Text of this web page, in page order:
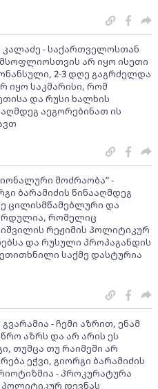
კალაძე - საქართველოსთან
არ იყო ისეთი
2-3 დღე გაგრძელდა
იყო საკმარისი, რომ
და რუსი ხალხის
აეგორებინათ ის
მოძრაობა” -
ბარამიძის წინააღმდეგ
ცილისმწამებლური და
რომელიც
რეჟიმის პოლიტიკურ
და რუსული პროპაგანდის
საქმე დასტურია
გვარამია - ჩემი აზრით, ენამ
აზრს და არ არის ეს
თუმცა თუ რაიმეში არ
ეჭვი, გიორგი ბარამიძის
- პროკურატურა
დევნას